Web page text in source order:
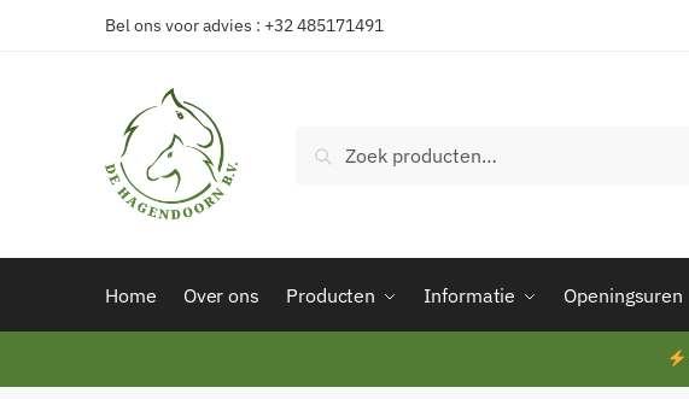
Bel ons voor advies : +32 485171491
naar:
Home Over ons Producten Informatie Openingsuren